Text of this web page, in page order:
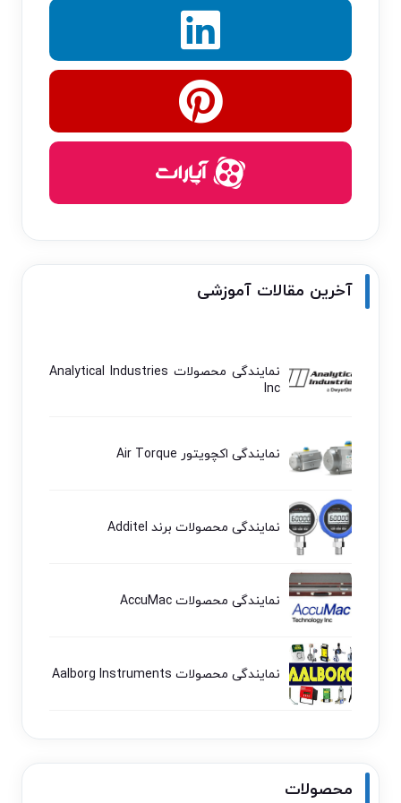
آخرین مقالات آموزشی
نمایندگی محصولات Analytical Industries
Inc
نمایندگی اکچویتور Air Torque
نمایندگی محصولات برند Additel
نمایندگی محصولات AccuMac
نمایندگی محصولات Aalborg Instruments
محصولات